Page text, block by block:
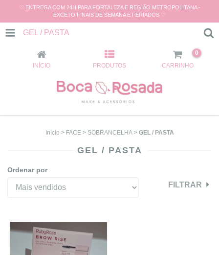
♡ ENTREGA COM 24H PARA FORTALEZA E REGIÃO METROPOLITANA -
EXCETO FINAIS DE SEMANA E FERIADOS ♡
GEL / PASTA
INÍCIO PRODUTOS CARRINHO
0
Início > FACE > SOBRANCELHA > GEL / PASTA
GEL / PASTA
Ordenar por
FILTRAR